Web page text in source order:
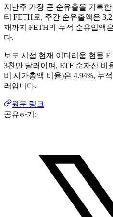
지난주 가장 큰 순유출을 기록
티 FETH로, 주간 순유출액은
재까지 FETH의 누적 순유입액
다.
보도 시점 현재 이더리움 현물
3천만 달러이며, ETF 순자산 비
비 시가총액 비율)은 4.94%, 누
러입니다.
원문 링크
공유하기: